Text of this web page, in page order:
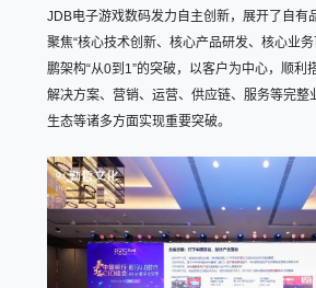
JDB电子游戏数码发力自主创新，展开了自有
聚焦“核心技术创新、核心产品研发、核心业
鹏架构“从0到1”的突破，以客户为中心，顺利
解决方案、营销、运营、供应链、服务等完整
生态等诸多方面实现重要突破。